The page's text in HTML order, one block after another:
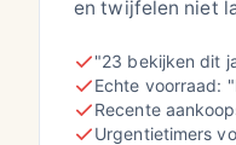
en twijfelen niet
"23 bekijken dit
Echte voorraad:
Recente
Urgentietimers